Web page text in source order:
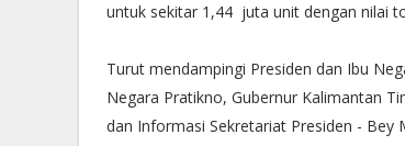
untuk sekitar 1,44 juta unit dengan nilai
Turut mendampingi Presiden dan Ibu
Negara Pratikno, Gubernur Kalimantan
dan Informasi Sekretariat Presiden - Bey